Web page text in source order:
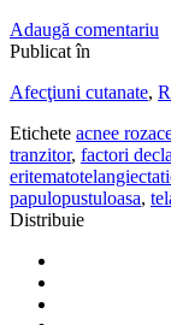
Adaugă comentariu
Publicat în
Afecţiuni cutanate,
Etichete acnee
tranzitor, factori
papulopustuloasa,
Distribuie